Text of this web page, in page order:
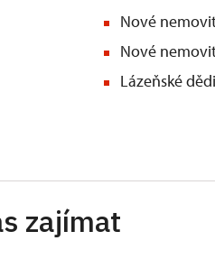
Nové
Nové
Lázeňské
zajímat